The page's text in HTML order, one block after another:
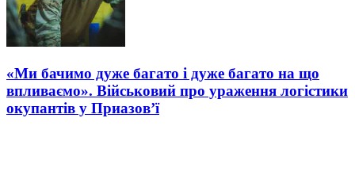
«Ми бачимо дуже багато і дуже багато на що
впливаємо». Військовий про ураження логістики
окупантів у Приазов’ї